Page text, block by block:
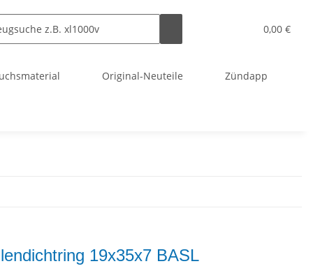
0,00 €
Original-Neuteile Zündapp
19x35x7 BASL